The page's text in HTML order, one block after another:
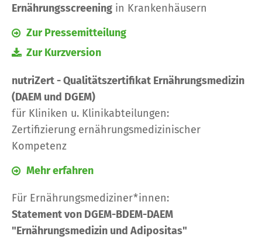
Ernährungsscreening in Krankenhäusern
Zur Pressemitteilung
Zur Kurzversion
nutriZert - Qualitätszertifikat Ernährungsmedizin
(DAEM und DGEM)
für Kliniken u. Klinikabteilungen:
Zertifizierung ernährungsmedizinischer
Kompetenz
Mehr erfahren
Für Ernährungsmediziner*innen:
Statement von DGEM-BDEM-DAEM
"Ernährungsmedizin und Adipositas"